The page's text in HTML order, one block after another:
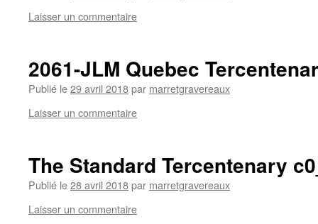
Laisser un commentaire
2061-JLM Quebec
Publié le29 avril 2018par marretgravereaux
Laisser un commentaire
The Standard Tercentenary
Publié le28 avril 2018par marretgravereaux
Laisser un commentaire